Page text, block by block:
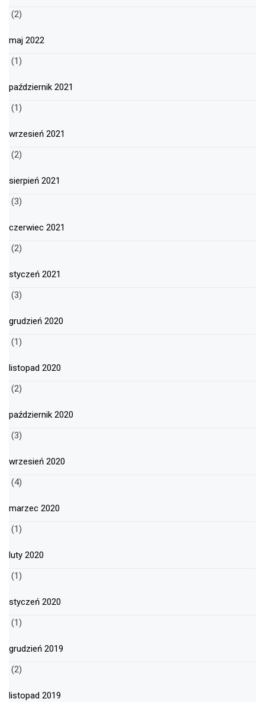
(2)
maj 2022
(1)
październik 2021
(1)
wrzesień 2021
(2)
sierpień 2021
(3)
czerwiec 2021
(2)
styczeń 2021
(3)
grudzień 2020
(1)
listopad 2020
(2)
październik 2020
(3)
wrzesień 2020
(4)
marzec 2020
(1)
luty 2020
(1)
styczeń 2020
(1)
grudzień 2019
(2)
listopad 2019